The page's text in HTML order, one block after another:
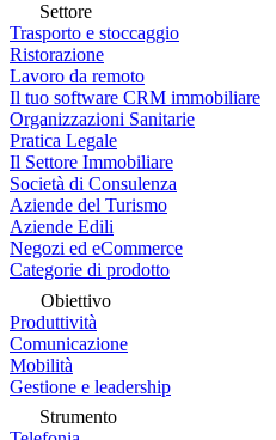
Settore
Trasporto e stoccaggio
Ristorazione
Lavoro da remoto
Il tuo software CRM immobiliare
Organizzazioni Sanitarie
Pratica Legale
Il Settore Immobiliare
Società di Consulenza
Aziende del Turismo
Aziende Edili
Negozi ed eCommerce
Categorie di prodotto
Obiettivo
Produttività
Comunicazione
Mobilità
Gestione e leadership
Strumento